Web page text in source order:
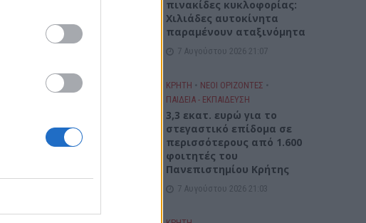
πινακίδες κυκλοφορίας:
Χιλιάδες αυτοκίνητα
παραμένουν αταξινόμητα
7 Αυγούστου 2026 21:07
ΚΡΗΤΗ • ΝΕΟΙ ΟΡΙΖΟΝΤΕΣ •
ΠΑΙΔΕΙΑ - ΕΚΠΑΙΔΕΥΣΗ
3,3 εκατ. ευρώ για το
στεγαστικό επίδομα σε
περισσότερους από 1.600
φοιτητές του
Πανεπιστημίου Κρήτης
7 Αυγούστου 2026 21:03